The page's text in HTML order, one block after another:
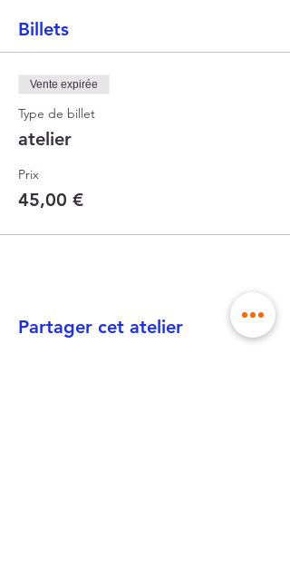
Billets
Vente expirée
Type de billet
atelier
Prix
45,00 €
Partager cet atelier